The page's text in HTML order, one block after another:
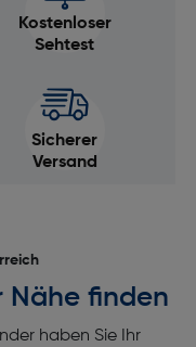
Kostenloser
Sehtest
Sicherer
Versand
Nähe finden
haben Sie Ihr